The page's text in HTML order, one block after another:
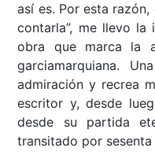
así es. Por esta
contarla”, me llevo la
obra que marca la
garciamarquiana.
admiración y recrea
escritor y, desde
desde su partida
transitado por